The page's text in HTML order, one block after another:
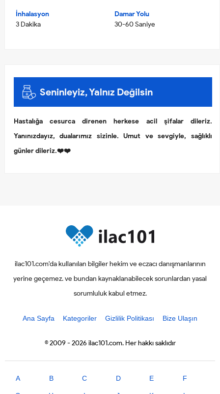
İnhalasyon
3 Dakika
Damar Yolu
30-60 Saniye
Seninleyiz, Yalnız Değilsin
Hastalığa cesurca direnen herkese acil şifalar dileriz.
Yanınızdayız, dualarımız sizinle. Umut ve sevgiyle, sağlıklı
günler dileriz.❤️❤️
ilac101.com'da kullanılan bilgiler hekim ve eczacı danışmanlarının
yerine geçemez. ve bundan kaynaklanabilecek sorunlardan yasal
sorumluluk kabul etmez.
Ana Sayfa Kategoriler Gizlilik Politikası Bize Ulaşın
© 2009 - 2026 ilac101.com. Her hakkı saklıdır
A B C D E F